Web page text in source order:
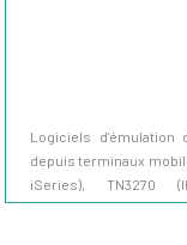
Logiciels
depuis terminaux
iSeries), TN3270
(Unix/Linux/DEC).
StayLinked SmartTE,